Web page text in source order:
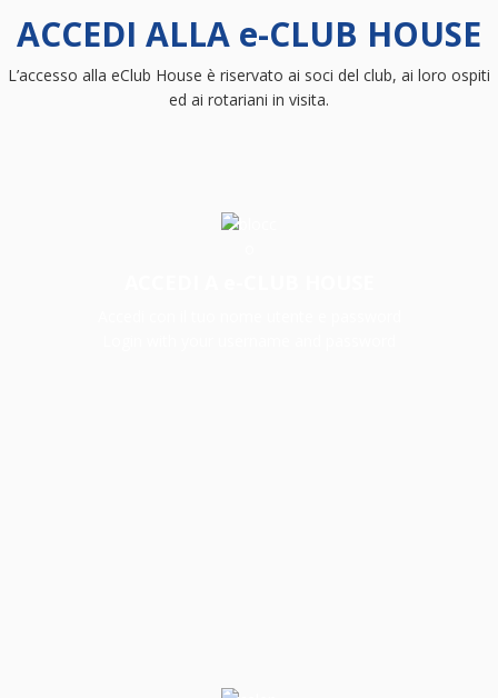
ACCEDI ALLA e-CLUB HOUSE
L’accesso alla eClub House è riservato ai soci del club, ai loro ospiti
ed ai rotariani in visita.